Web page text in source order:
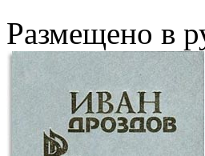
Размещено в